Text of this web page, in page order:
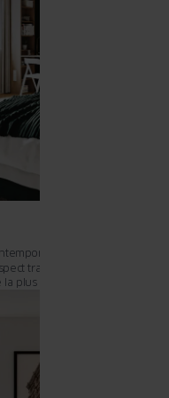
allié à une
traditionnel et des
plus polyvalente de notre